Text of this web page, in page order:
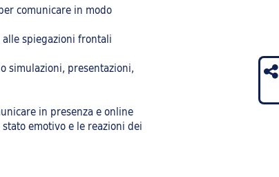
comunicare in modo
spiegazioni frontali
simulazioni, presentazioni,
in presenza e online
emotivo e le reazioni dei